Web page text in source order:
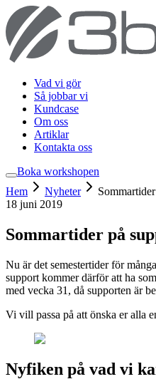
Vad vi gör
Så jobbar vi
Kundcase
Om oss
Artiklar
Kontakta oss
Boka workshopen
Hem
Nyheter
18 juni 2019
Sommartider på
Nu är det semestertider för
support kommer därför att ha
med vecka 31, då supporten är
Vi vill passa på att önska er alla
Nyfiken på vad vi